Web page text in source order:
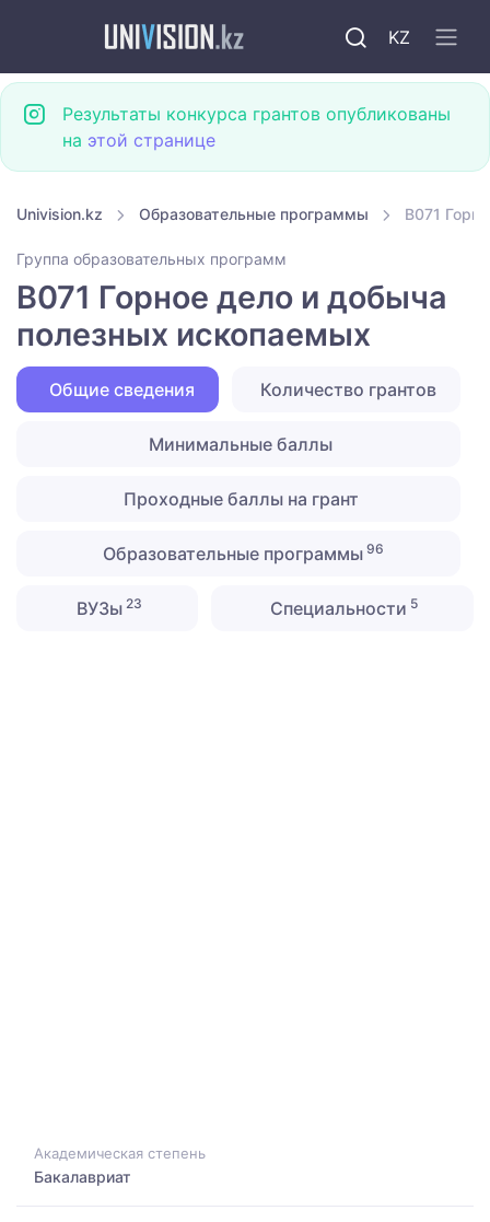
KZ
Результаты конкурса грантов опубликованы
на этой странице
Univision.kz Образовательные программы B071
Группа образовательных программ
B071 Горное дело и добыча
полезных ископаемых
Общие сведения Количество грантов
Минимальные баллы
Проходные баллы на грант
Образовательные программы96
ВУЗы23 Специальности 5
Академическая степень
Бакалавриат